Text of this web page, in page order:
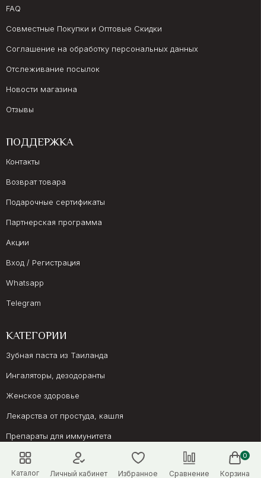
Каталог Личный кабинет Избранное Сравнение
0
Корзина
FAQ
Совместные Покупки и Оптовые Скидки
Соглашение на обработку персональных данных
Отслеживание посылок
Новости магазина
Отзывы
ПОДДЕРЖКА
Контакты
Возврат товара
Подарочные сертификаты
Партнерская программа
Акции
Вход / Регистрация
Whatsapp
Telegram
КАТЕГОРИИ
Зубная паста из Таиланда
Ингаляторы, дезодоранты
Женское здоровье
Лекарства от простуда, кашля
Препараты для иммунитета
Онкология, суставы